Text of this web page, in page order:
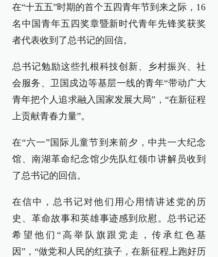
在“十五五”时期的首个五四青年节到来之际，16
名中国青年五四奖章暨新时代青年先锋奖获奖
者代表收到了总书记的回信。
总书记勉励这些扎根科技创新、乡村振兴、社
会服务、卫国戍边等基层一线的青年“带动广大
青年把个人追求融入国家发展大局”，“在新征程
上贡献青春力量”。
在“六一”国际儿童节到来前夕，中共一大纪念
馆、南湖革命纪念馆少先队红领巾讲解员收到
了总书记的回信。
在信中，总书记对他们用心用情讲述党的历
史、革命故事和英雄事迹感到欣慰。总书记还
希望他们“高举队旗跟党走，传承红色基
因”，“做党和人民的红孩子，在新征程上跑好历